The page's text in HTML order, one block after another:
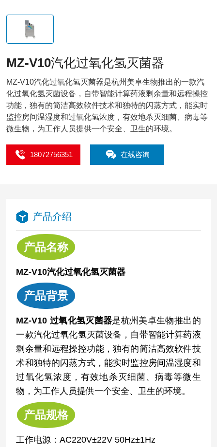
MZ-V10汽化过氧化氢灭菌器
MZ-V10汽化过氧化氢灭菌器是杭州美卓生物推出的一款汽
化过氧化氢灭菌设备，自带智能计算药液剩余量和远程操控
功能，独有的简洁高效软件技术和独特的闪蒸方式，能实时
监控房间温湿度和过氧化氢浓度，有效地杀灭细菌、病毒等
微生物，为工作人员提供一个安全、卫生的环境。
18072756351 在线咨询
产品介绍
产品名称
MZ-V10汽化过氧化氢灭菌器
产品背景
MZ-V10 过氧化氢灭菌器是杭州美卓生物推出的
一款汽化过氧化氢灭菌设备，自带智能计算药液
剩余量和远程操控功能，独有的简洁高效软件技
术和独特的闪蒸方式，能实时监控房间温湿度和
过氧化氢浓度，有效地杀灭细菌、病毒等微生
物，为工作人员提供一个安全、卫生的环境。
产品规格
工作电源：AC220V±22V 50Hz±1Hz